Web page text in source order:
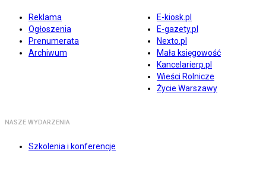
Reklama
Ogłoszenia
Prenumerata
Archiwum
E-kiosk.pl
E-gazety.pl
Nexto.pl
Mała księgowość
Kancelarierp.pl
Wieści Rolnicze
Życie Warszawy
NASZE WYDARZENIA
Szkolenia i konferencje